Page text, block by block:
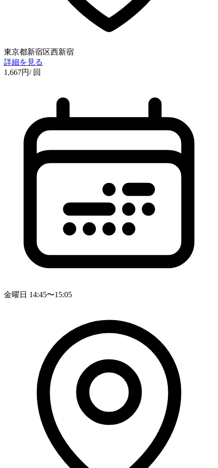
東京都新宿区西新宿
詳細を見る
1,667円/ 回
金曜日 14:45〜15:05